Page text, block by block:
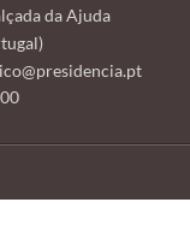
da Ajuda